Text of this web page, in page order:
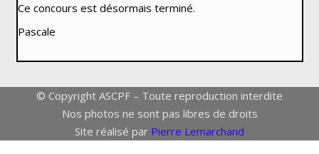
Ce concours est désormais terminé.
Pascale
© Copyright ASCPF – Toute reproduction interdite
Nos photos ne sont pas libres de droits
Site réalisé par Pierre Lemarchand